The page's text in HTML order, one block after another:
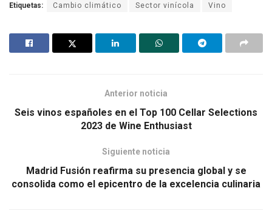
ce
b
o
tt
er
m
p
ar
Etiquetas: Cambio climático Sector vinícola Vino
Anterior noticia
Seis vinos españoles en el Top 100 Cellar Selections
2023 de Wine Enthusiast
Siguiente noticia
Madrid Fusión reafirma su presencia global y se
consolida como el epicentro de la excelencia culinaria